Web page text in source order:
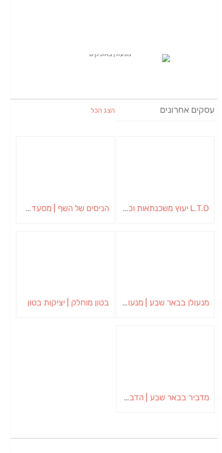
עסקים אחרונים הצג הכל
L.T.O יעוץ משכנתאות וכלכלת משפחה | יועץ משכנתאות באשכול הניסים של השף | מסעדת שף בבית | ארוחות גורמה
מנעולן בבאר שבע | מנעולן באופקים | ויטלי המנעולן בטון מוחלק | יציקות בטון
מדביר בבאר שבע | הדברה בבאר שבע | יוגב הדברות